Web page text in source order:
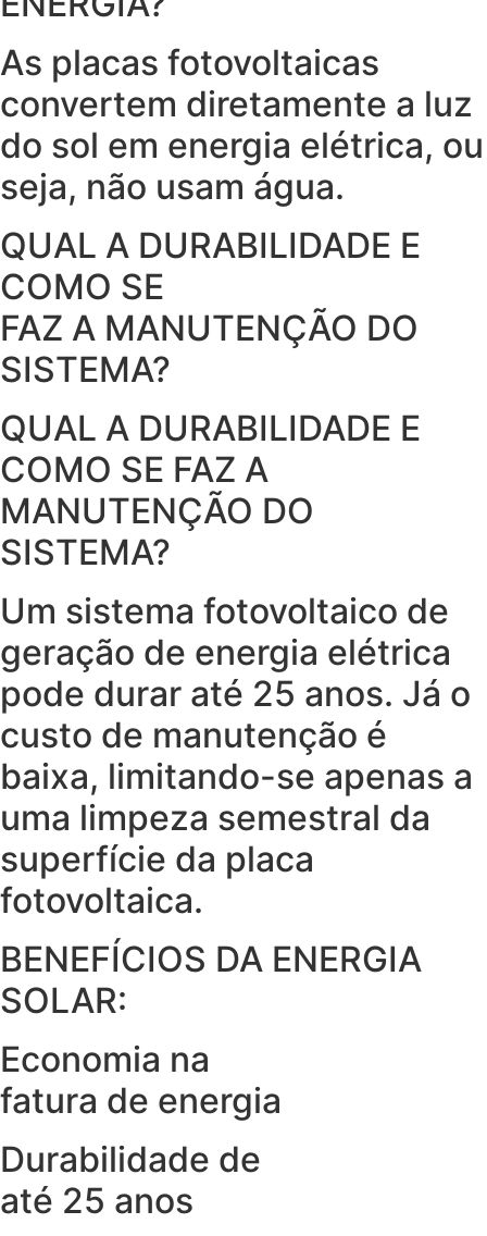
As placas fotovoltaicas
convertem diretamente a luz
do sol em energia elétrica, ou
seja, não usam água.
QUAL A DURABILIDADE E
COMO SE
FAZ A MANUTENÇÃO DO
SISTEMA?
QUAL A DURABILIDADE E
COMO SE FAZ A
MANUTENÇÃO DO
SISTEMA?
Um sistema fotovoltaico de
geração de energia elétrica
pode durar até 25 anos. Já o
custo de manutenção é
baixa, limitando-se apenas a
uma limpeza semestral da
superfície da placa
fotovoltaica.
BENEFÍCIOS DA ENERGIA
SOLAR:
Economia na
fatura de energia
Durabilidade de
até 25 anos